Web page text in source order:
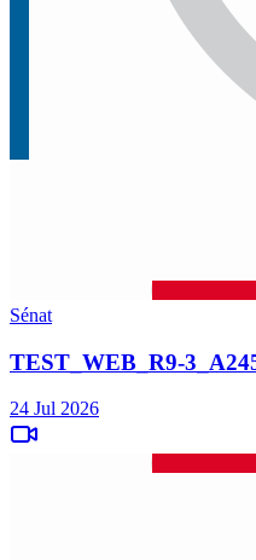
Sénat
TEST_WEB_R9-
24 Jul 2026